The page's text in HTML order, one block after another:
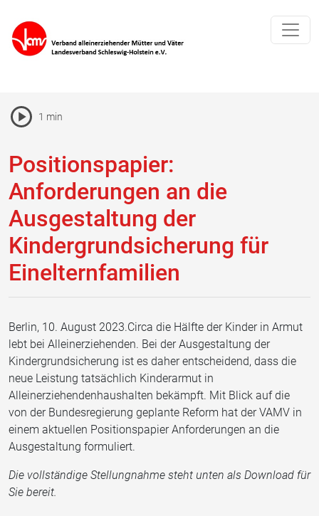
Vorlesen Icon
Pause Icon
1 min
Positionspapier:
Anforderungen an die
Ausgestaltung der
Kindergrundsicherung für
Einelternfamilien
Berlin, 10. August 2023.Circa die Hälfte der Kinder in Armut
lebt bei Alleinerziehenden. Bei der Ausgestaltung der
Kindergrundsicherung ist es daher entscheidend, dass die
neue Leistung tatsächlich Kinderarmut in
Alleinerziehendenhaushalten bekämpft. Mit Blick auf die
von der Bundesregierung geplante Reform hat der VAMV in
einem aktuellen Positionspapier Anforderungen an die
Ausgestaltung formuliert.
Die vollständige Stellungnahme steht unten als Download für
Sie bereit.